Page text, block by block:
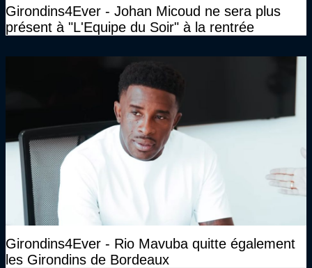
Girondins4Ever - Johan Micoud ne sera plus
présent à "L'Equipe du Soir" à la rentrée
Girondins4Ever - Rio Mavuba quitte également
les Girondins de Bordeaux